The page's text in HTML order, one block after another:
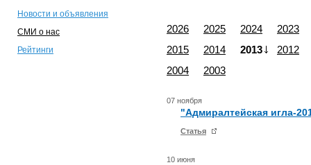
Новости и объявления
СМИ о нас
Рейтинги
2026 2025 2024
2023
2015
2014 2013
2012
2004
2003
07 ноября
"Адмиралтейская игла-
Статья
10 июня